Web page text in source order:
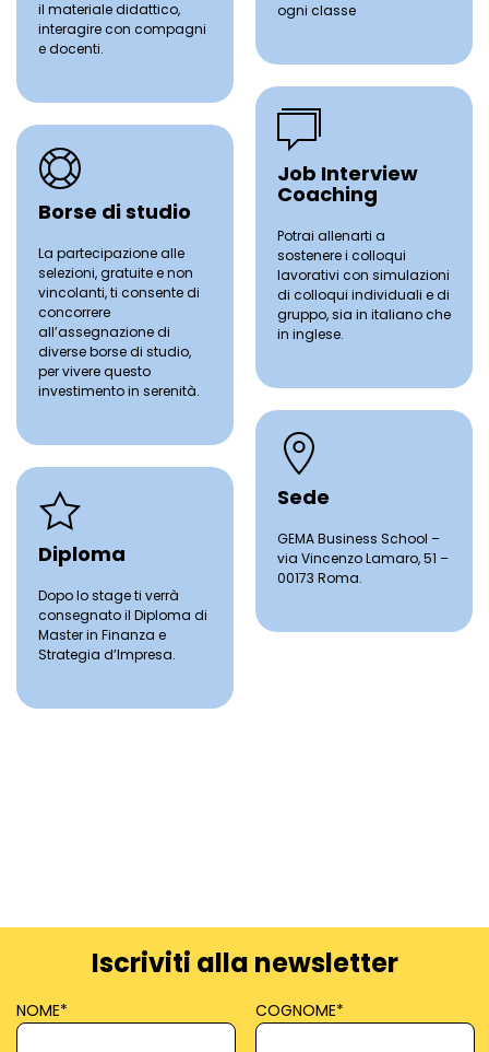
il materiale didattico,
interagire con compagni
e docenti.
ogni classe
Borse di studio
La partecipazione alle
selezioni, gratuite e non
vincolanti, ti consente di
concorrere
all’assegnazione di
diverse borse di studio,
per vivere questo
investimento in serenità.
Job Interview
Coaching
Potrai allenarti a
sostenere i colloqui
lavorativi con simulazioni
di colloqui individuali e di
gruppo, sia in italiano che
in inglese.
Diploma
Dopo lo stage ti verrà
consegnato il Diploma di
Master in Finanza e
Strategia d’Impresa.
Sede
GEMA Business School –
via Vincenzo Lamaro, 51 –
00173 Roma.
Iscriviti alla newsletter
NOME* COGNOME*